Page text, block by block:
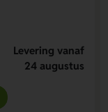
Levering vanaf
24 augustus